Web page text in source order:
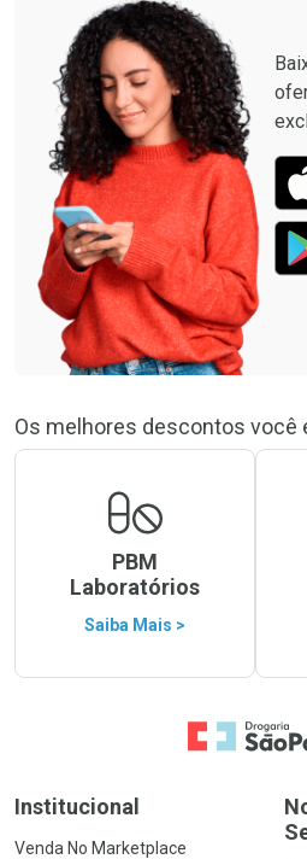
Os melhores descontos você
PBM
Laboratórios
Saiba Mais >
Ir para a Home
Institucional
Venda No Marketplace